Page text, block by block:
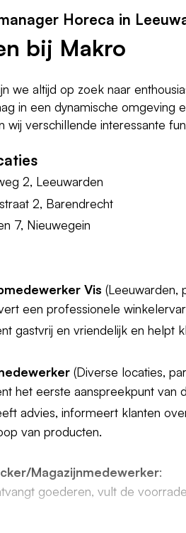
Horeca in
bij Makro
we altijd op zoek naar
in een dynamische omgeving
wij verschillende interessante
2, Leeuwarden
2, Barendrecht
7, Nieuwegein
Vis (Leeuwarden,
een professionele
gastvrij en vriendelijk en helpt
(Diverse locaties,
het eerste aanspreekpunt van
advies, informeert klanten
van producten.
Magazijnmedewerker:
goederen, vult de